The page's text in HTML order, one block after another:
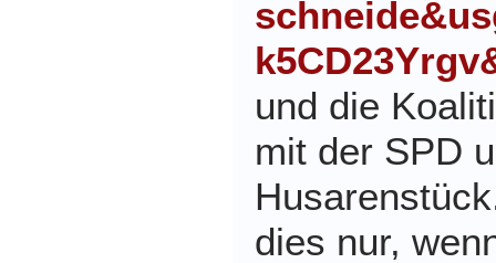
und die
mit der SPD
dies nur,